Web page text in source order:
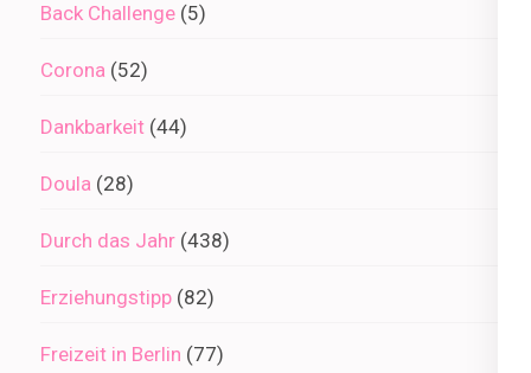
Back Challenge (5)
Corona (52)
Dankbarkeit (44)
Doula (28)
Durch das Jahr (438)
Erziehungstipp (82)
Freizeit in Berlin (77)